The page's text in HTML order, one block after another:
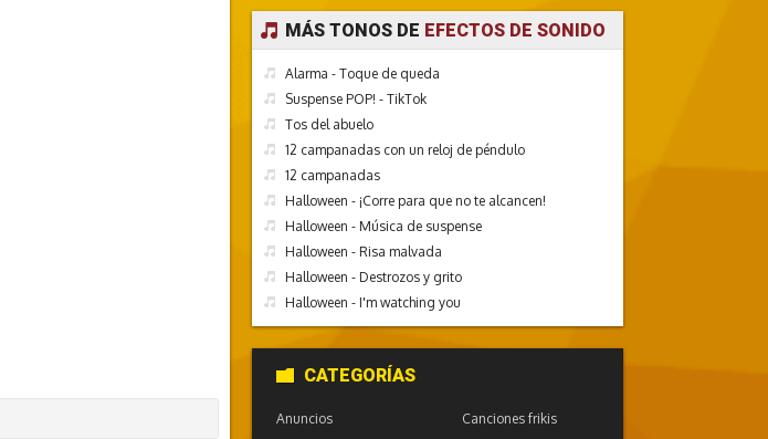
MÁS TONOS DE EFECTOS DE SONIDO
Alarma - Toque de queda
Suspense POP! - TikTok
Tos del abuelo
12 campanadas con un reloj de péndulo
12 campanadas
Halloween - ¡Corre para que no te alcancen!
Halloween - Música de suspense
Halloween - Risa malvada
Halloween - Destrozos y grito
Halloween - I'm watching you
CATEGORÍAS
Anuncios
Canciones frikis